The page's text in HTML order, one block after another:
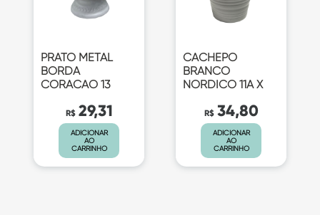
PRATO METAL
BORDA
CORACAO 13
R$ 29,31
ADICIONAR
AO
CARRINHO
CACHEPO
BRANCO
NORDICO 11A X
R$ 34,80
ADICIONAR
AO
CARRINHO